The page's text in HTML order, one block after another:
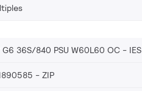
G6 36S/840 PSU W60L60 OC IES
ZIP